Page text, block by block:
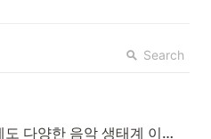
Search
K팝만 바라보는 시대에도 다양한 음악 생태계 이끌 #우리의무대를지켜주세요[문소영의 브라운백 미팅]